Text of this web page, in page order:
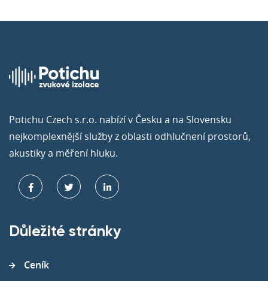
Potichu Czech s.r.o. nabízí v Česku a na Slovensku
nejkomplexnější služby z oblasti odhlučnení prostorů,
akustiky a měření hluku.
Důležité stránky
Ceník